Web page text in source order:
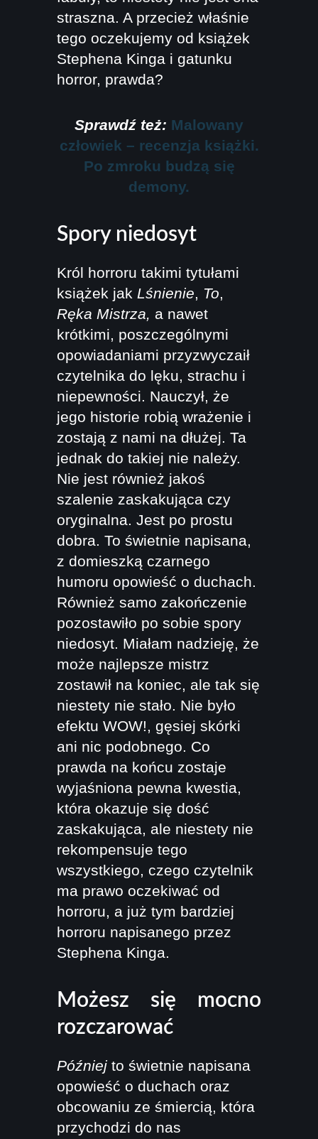
straszna. A przecież właśnie
tego oczekujemy od książek
Stephena Kinga i gatunku
horror, prawda?
Sprawdź też: Malowany
człowiek – recenzja książki.
Po zmroku budzą się
demony.
Spory niedosyt
Król horroru takimi tytułami
książek jak Lśnienie, To,
Ręka Mistrza, a nawet
krótkimi, poszczególnymi
opowiadaniami przyzwyczaił
czytelnika do lęku, strachu i
niepewności. Nauczył, że
jego historie robią wrażenie i
zostają z nami na dłużej. Ta
jednak do takiej nie należy.
Nie jest również jakoś
szalenie zaskakująca czy
oryginalna. Jest po prostu
dobra. To świetnie napisana,
z domieszką czarnego
humoru opowieść o duchach.
Również samo zakończenie
pozostawiło po sobie spory
niedosyt. Miałam nadzieję, że
może najlepsze mistrz
zostawił na koniec, ale tak się
niestety nie stało. Nie było
efektu WOW!, gęsiej skórki
ani nic podobnego. Co
prawda na końcu zostaje
wyjaśniona pewna kwestia,
która okazuje się dość
zaskakująca, ale niestety nie
rekompensuje tego
wszystkiego, czego czytelnik
ma prawo oczekiwać od
horroru, a już tym bardziej
horroru napisanego przez
Stephena Kinga.
Możesz się mocno
rozczarować
Później to świetnie napisana
opowieść o duchach oraz
obcowaniu ze śmiercią, która
przychodzi do nas